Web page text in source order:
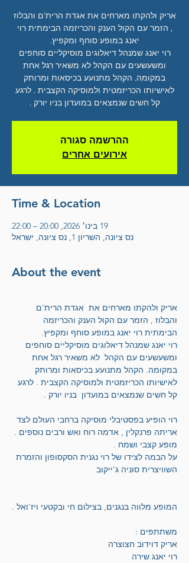
אריק ולהקתו מארחים את אגדת הרית'ם והבלוז
, הזמר עם הקול הענק והכריזמה הבימתית רוי
רוי יאנג שמנהל דיאלוגים מוסיקליים סוחפים
ומשעשעים עם הקהל לא משאיר רגל אחת
במקומה. הקהל מתנועע בכיסאות ומרותק
לאישיותו הכריזמטית ולמוסיקה הקצבית . לרגע
קל חשים שנמצאים במועדון בניו יורק .
ההרשמה סגורה
אירועים אחרים
Time & Location
19 בינו׳ 2026, 20:00 – 22:00
נס ציונה, השריון 1, נס ציונה, ישראל
About the event
אריק ולהקתו מארחים את  אגדת הרית'ם
והבלוז , הזמר עם הקול הענק והכריזמה
הבימתית רוי יאנג במופע סוחף ומקפיץ.
רוי יאנג שמנהל דיאלוגים מוסיקליים סוחפים
ומשעשעים עם הקהל  לא משאיר רגל אחת
במקומה. הקהל מתנועע בכיסאות ומרותק
לאישיותו הכריזמטית ולמוסיקה הקצבית . לרגע
קל חשים שנמצאים במועדון  בניו יורק .
רוי הופיע בפסטיבלי מוסיקה ברחבי העולם לצד
אריתה פרנקלין , אדמה רוח ואש ורבים נוספים .
מופע קצבי ושמח .
על הבמה לצידו של רוי נגנית הסקסופון והזמרת
השוויצרית סוניה ג'ייקוב
המופע מלווה בנגנים, בצילום חי ובקטעי ויז'ואל .
משתתפים :
אריק דוידוב חצוצרה
רוי יאנג שירה